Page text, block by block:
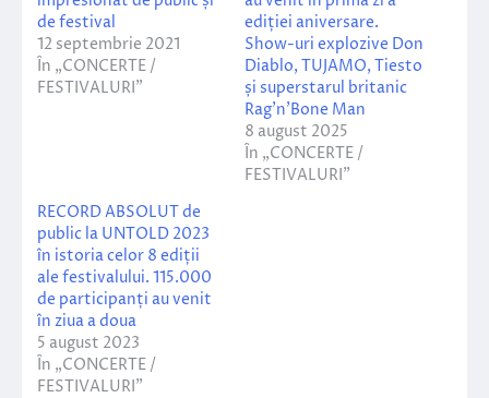
de festival
12 septembrie 2021
În „CONCERTE /
FESTIVALURI”
ediției aniversare.
Show-uri explozive Don
Diablo, TUJAMO, Tiesto
și superstarul britanic
Rag’n’Bone Man
8 august 2025
În „CONCERTE /
FESTIVALURI”
RECORD ABSOLUT de
public la UNTOLD 2023
în istoria celor 8 ediții
ale festivalului. 115.000
de participanți au venit
în ziua a doua
5 august 2023
În „CONCERTE /
FESTIVALURI”